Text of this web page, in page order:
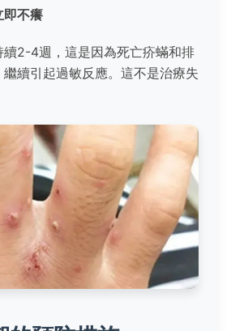
即不癢
續2-4週，這是因為死亡疥蟎和排
續引起過敏反應。這不是治療失